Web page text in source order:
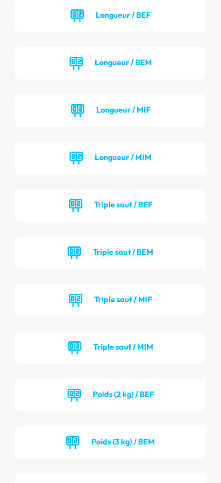
Longueur / BEF
Longueur / BEM
Longueur / MIF
Longueur / MIM
Triple saut / BEF
Triple saut / BEM
Triple saut / MIF
Triple saut / MIM
Poids (2 kg) / BEF
Poids (3 kg) / BEM